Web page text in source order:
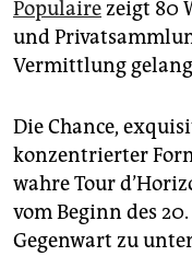
Populairezeigt 80
und
Vermittlung
Die Chance,
konzentrierter
wahre Tour
vom Beginn des
Gegenwart zu